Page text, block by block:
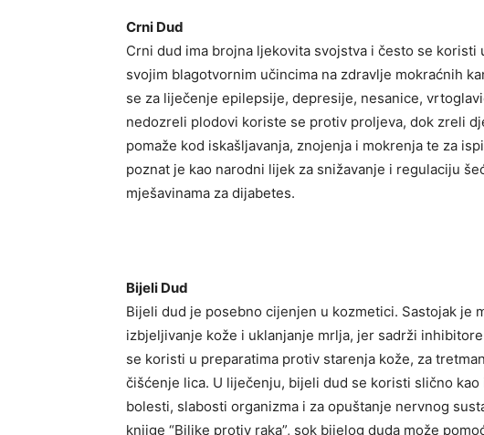
Crni Dud
Crni dud ima brojna ljekovita svojstva i često se
svojim blagotvornim učincima na zdravlje mokraćnih
se za liječenje epilepsije, depresije, nesanice,
nedozreli plodovi koriste se protiv proljeva, dok zreli
pomaže kod iskašljavanja, znojenja i mokrenja te za
poznat je kao narodni lijek za snižavanje i regulaciju
mješavinama za dijabetes.
Bijeli Dud
Bijeli dud je posebno cijenjen u kozmetici. Sastojak je
izbjeljivanje kože i uklanjanje mrlja, jer sadrži
se koristi u preparatima protiv starenja kože, za
čišćenje lica. U liječenju, bijeli dud se koristi slično
bolesti, slabosti organizma i za opuštanje nervnog
knjige “Biljke protiv raka”, sok bijelog duda može